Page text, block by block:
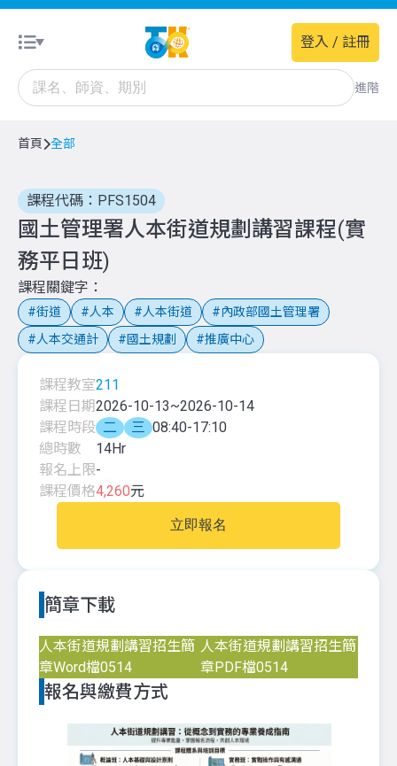
進階
登入 / 註冊
首頁 全部
課程代碼：PFS1504
國土管理署人本街道規劃講習課程(實
務平日班)
課程關鍵字
街道 人本 人本街道
內政部國土管理署
人本交通計
國土規劃 推廣中心
課程教室211
課程日期2026-10-13~2026-10-14
課程時段 二 三 08:40-17:10
總時數
14Hr
報名上限-
課程價格4,260元
立即報名
簡章下載
人本街道規劃講習招生簡
章Word檔0514
人本街道規劃講習招生簡
章PDF檔0514
報名與繳費方式